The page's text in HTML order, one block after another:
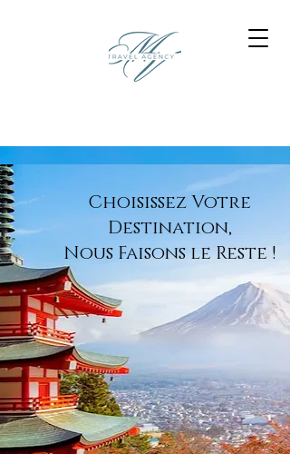
Choisissez Votre
Destination,
Nous Faisons le Reste !